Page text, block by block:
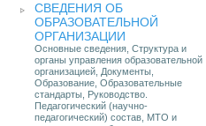
СВЕДЕНИЯ ОБ
ОБРАЗОВАТЕЛЬНОЙ
ОРГАНИЗАЦИИ
Основные сведения, Структура и
органы управления образовательной
организацией, Документы,
Образование, Образовательные
стандарты, Руководство.
Педагогический (научно-
педагогический) состав, МТО и